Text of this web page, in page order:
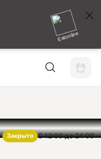
Eatonline
Закрыто С 12:00 до 24:00